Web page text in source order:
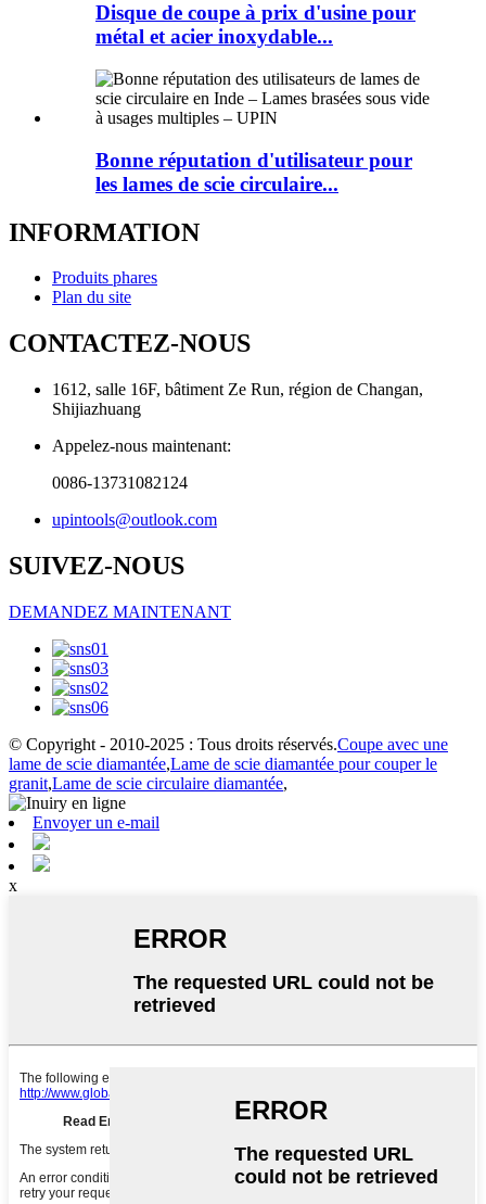
Disque de coupe à prix d'usine pour
métal et acier inoxydable...
Bonne réputation d'utilisateur pour
les lames de scie circulaire...
INFORMATION
Produits phares
Plan du site
CONTACTEZ-NOUS
1612, salle 16F, bâtiment Ze Run, région de Changan,
Shijiazhuang
Appelez-nous maintenant:
0086-13731082124
upintools@outlook.com
SUIVEZ-NOUS
DEMANDEZ MAINTENANT
© Copyright - 2010-2025 : Tous droits réservés.Coupe avec une
lame de scie diamantée,Lame de scie diamantée pour couper le
granit,Lame de scie circulaire diamantée,
Envoyer un e-mail
x